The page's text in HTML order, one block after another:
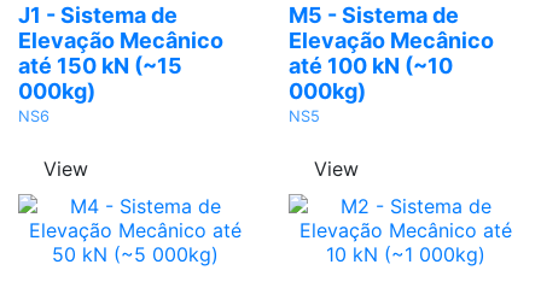
Quote
J1 - Sistema de
Elevação Mecânico
até 150 kN (~15
000kg)
NS6
View
Quote
M5 - Sistema de
Elevação Mecânico
até 100 kN (~10
000kg)
NS5
View